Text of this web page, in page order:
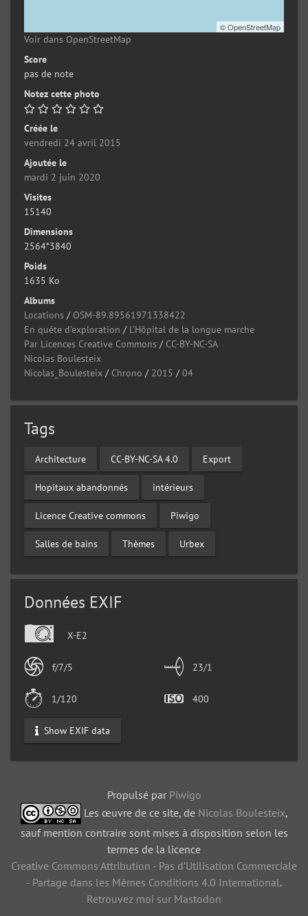
©OpenStreetMap
Voir dans OpenStreetMap
Score
pas de note
Notez cette photo
Créée le
vendredi 24 avril 2015
Ajoutée le
mardi 2 juin 2020
Visites
15140
Dimensions
2564*3840
Poids
1635 Ko
Albums
Locations / OSM-89.89561971338422
En quête d'exploration / L'Hôpital de la longue marche
Par Licences Creative Commons / CC-BY-NC-SA
Nicolas Boulesteix
Nicolas_Boulesteix / Chrono / 2015 /04
Tags
Architecture CC-BY-NC-SA 4.0 Export
Hopitaux abandonnés intérieurs
Licence Creative commons Piwigo
Salles de bains Thèmes Urbex
Données EXIF
X-E2
f/7/5 23/1
1/120 400
Show EXIF data
Propulsé par Piwigo
Les œuvre de ce site, de Nicolas Boulesteix,
sauf mention contraire sont mises à disposition selon les
termes de la licence
Creative Commons Attribution - Pas d’Utilisation Commerciale
- Partage dans les Mêmes Conditions 4.0 International.
Retrouvez moi sur Mastodon